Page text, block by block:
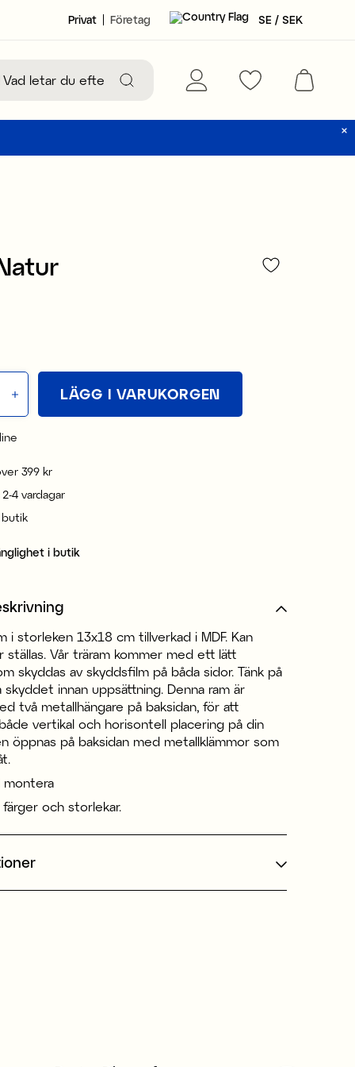
Privat Företag SE / SEK
kr
LÄGG I VARUKORGEN
399 kr
4 vardagar
butik
i butik
i storleken 13x18 cm tillverkad i MDF. Kan
ställas. Vår träram kommer med ett lätt
skyddas av skyddsfilm på båda sidor. Tänk på
skyddet innan uppsättning. Denna ram är
två metallhängare på baksidan, för att
vertikal och horisontell placering på din
öppnas på baksidan med metallklämmor som
montera
färger och storlekar.